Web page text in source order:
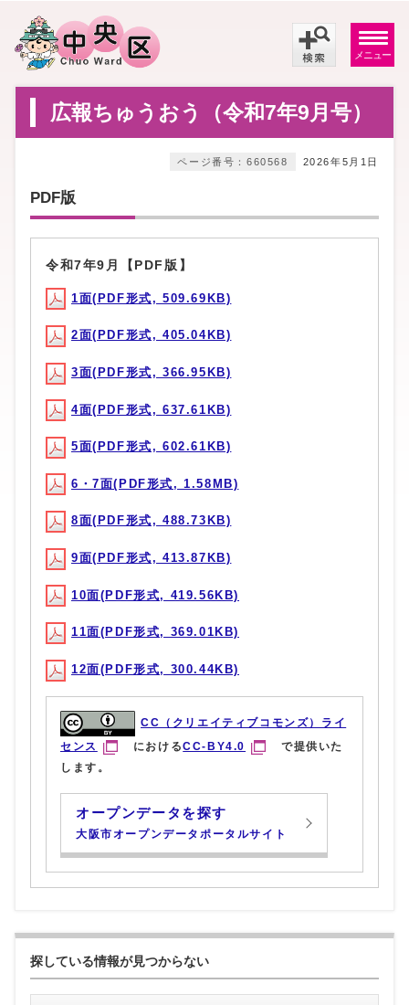
メニュー
広報ちゅうおう（令和7年9月号）
2026年5月1日
ページ番号：660568
PDF版
令和7年9月【PDF版】
1面(PDF形式, 509.69KB)
2面(PDF形式, 405.04KB)
3面(PDF形式, 366.95KB)
4面(PDF形式, 637.61KB)
5面(PDF形式, 602.61KB)
6・7面(PDF形式, 1.58MB)
8面(PDF形式, 488.73KB)
9面(PDF形式, 413.87KB)
10面(PDF形式, 419.56KB)
11面(PDF形式, 369.01KB)
12面(PDF形式, 300.44KB)
CC（クリエイティブコモンズ）ライ
センス
におけるCC-BY4.0
で提供いた
します。
オープンデータを探す
大阪市オープンデータポータルサイト
探している情報が見つからない